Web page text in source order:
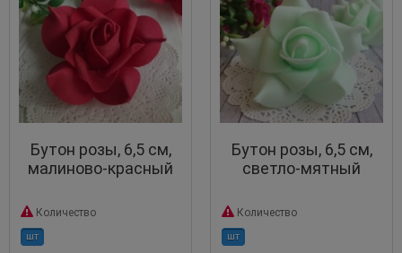
Бутон розы, 6,5 см,
малиново-красный
Количество
шт
Бутон розы, 6,5 см,
светло-мятный
Количество
шт